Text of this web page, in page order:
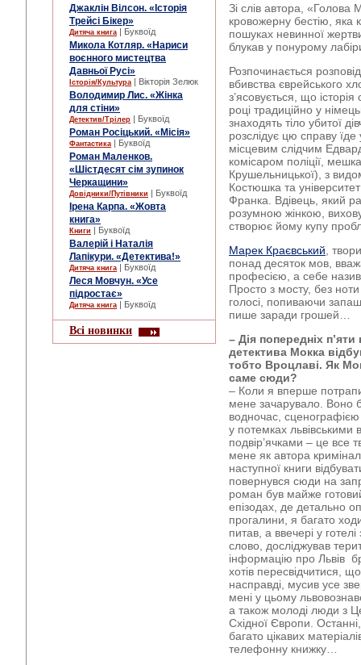
Джаклін Вілсон. «Історія
Трейсі Бікер»
Дитяча книга | Буквоїд
Микола Котляр. «Нариси
воєнного мистецтва
Давньої Русі»
Історія/Культура | Вікторія Зелюк
Володимир Лис. «Жінка
для стіни»
Детектив/Трілер | Буквоїд
Роман Росіцький. «Місія»
Фантастика | Буквоїд
Роман Маленков.
«Шістдесят сім зупинок
Черкащини»
Довідники/Путівники | Буквоїд
Ірена Карпа. «Жовта
книга»
Книги | Буквоїд
Валерій і Наталія
Лапікури. «Детектива!»
Дитяча книга | Буквоїд
Леся Мовчун. «Усе
підростає»
Дитяча книга | Буквоїд
Всі новинки
Зі слів автора, «Голова
кровожерну бестію, яка
пошуках невинної
блукав у понурому
Розпочинається
вбивства єврейського
з’ясовується, що
році традиційно у
знаходять тіло убитої
розслідує цю справу
місцевим слідчим
комісаром поліції,
Крушельницької), з
Костюшка та
Франка. Вдівець, який
розумною жінкою,
створює йому купу
Марек Краєвський ,
понад десяток мов,
професією, а себе
Просто з мосту, без
голосі, попиваючи
пише заради грошей…
– Дія попередніх
детектива Мокка
тобто Вроцлаві. Як
саме сюди?
– Коли я вперше
мене зачарувало. Воно
водночас,
у потемках львівськими
подвір’ячками – це все
мене як автора
наступної книги
повернувся сюди на
роман був майже
епізодах, де детально
прогалини, я багато
питав, а ввечері у
слово, досліджував
інформацію про Львів
хотів пересвідчитися,
насправді, мусив усе
мені у цьому
а також молоді люди з
Східної Європи.
багато цікавих
телефонну книжку…